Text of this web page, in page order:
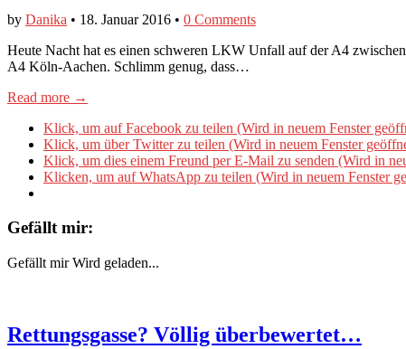
by Danika • 18. Januar 2016 • 0 Comments
Heute Nacht hat es einen schweren LKW Unfall auf der A4
A4 Köln-Aachen. Schlimm genug, dass…
Read more →
Klick, um auf Facebook zu teilen (Wird in neuem Fenster
Klick, um über Twitter zu teilen (Wird in neuem Fenster
Klick, um dies einem Freund per E-Mail zu senden (Wird in
Klicken, um auf WhatsApp zu teilen (Wird in neuem Fenster
Gefällt mir:
Gefällt mir Wird geladen...
Rettungsgasse? Völlig überbewertet…